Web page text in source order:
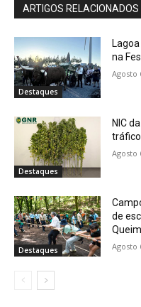
ARTIGOS RELACIONADOS
Destaques
na
Agosto
Destaques
NIC
Agosto
Destaques
de
Agosto